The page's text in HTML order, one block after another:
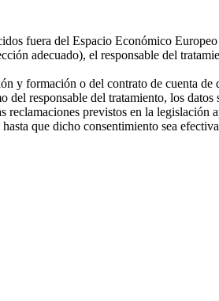
fuera del Espacio Económico
adecuado), el responsable del
y formación o del contrato de cuenta
responsable del tratamiento, los
previstos en la legislación
que dicho consentimiento sea